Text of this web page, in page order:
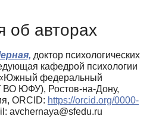
об авторах
доктор психологических
кафедрой психологии
федеральный
ВО ЮФУ), Ростов-на-Дону,
ORCID: https://orcid.org/0000-
avchernaya@sfedu.ru